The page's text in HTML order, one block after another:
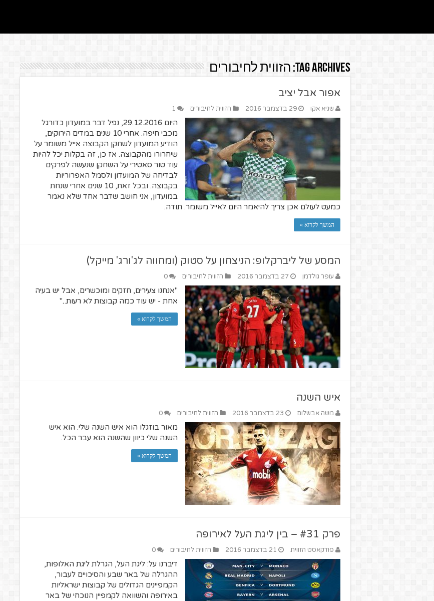
Tag Archives: הזווית לחיבורים
אפור אבל יציב
שגיא אקו 29 בדצמבר 2016 הזווית לחיבורים 1
היום 29.12.2016, נפל דבר במועדון כדורגל
מכבי חיפה. אחרי 10 שנים במדים הירוקים,
הודיע המועדון לשחקן הקבוצה אייל משומר על
שיחרורו מהקבוצה. אז כן, זה בקלות יכל להיות
עוד טור סאטירי על השחקן שנעשה לפרקים
לבדיחה של המועדון ולסמל האפרוריות
בקבוצה. ובכל זאת, 10 שנים אחרי שנחת
במועדון, אני חושב שדבר אחד שלא נאמר
כמעט לעולם אכן צריך להיאמר היום לאייל משומר. תודה.
המשך לקרוא »
המסע של ליברקלופ: הניצחון על סטוק (ומחווה לג'ורג' מייקל)
עופר גולדמן 27 בדצמבר 2016 הזווית לחיבורים 0
"אנחנו צעירים, חזקים ומוכשרים, אבל יש בעיה
אחת - יש עוד כמה קבוצות לא רעות..."
המשך לקרוא »
איש השנה
משה אבשלום 23 בדצמבר 2016 הזווית לחיבורים 0
מאור בוזגלו הוא איש השנה שלי. הוא איש
השנה שלי כיוון שהשנה הוא עבר הכל.
המשך לקרוא »
פרק #31 – בין ליגת העל לאירופה
פודקאסט הזווית 21 בדצמבר 2016 הזווית לחיבורים 0
דיברנו על: ליגת העל, הגרלת ליגת האלופות,
ההגרלה של באר שבע והסיכויים לעבור,
הקמפיינים הגדולים של קבוצות ישראליות
באירופה והשוואה לקמפיין הנוכחי של באר